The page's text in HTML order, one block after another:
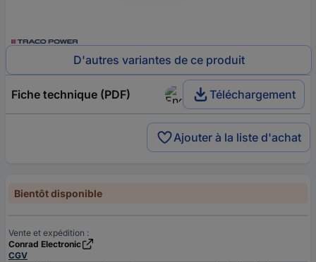
D'autres variantes de ce produit
Fiche technique (PDF) Téléchargement
Ajouter à la liste d'achat
Bientôt disponible
Vente et expédition :
Conrad Electronic
CGV